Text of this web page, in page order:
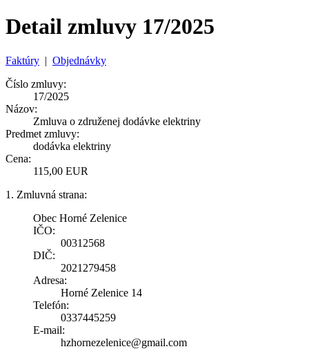
Detail zmluvy 17/2025
Faktúry | Objednávky
Číslo zmluvy:
17/2025
Názov:
Zmluva o združenej dodávke elektriny
Predmet zmluvy:
dodávka elektriny
Cena:
115,00 EUR
1. Zmluvná strana:
Obec Horné Zelenice
IČO:
00312568
DIČ:
2021279458
Adresa:
Horné Zelenice 14
Telefón:
0337445259
E-mail:
hzhornezelenice@gmail.com